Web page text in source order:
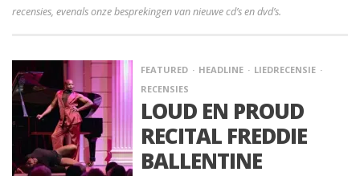
recensies, evenals onze besprekingen van nieuwe cd’s en dvd’s.
FEATURED HEADLINE
LIEDRECENSIE
RECENSIES
LOUD EN PROUD
RECITAL FREDDIE
BALLENTINE